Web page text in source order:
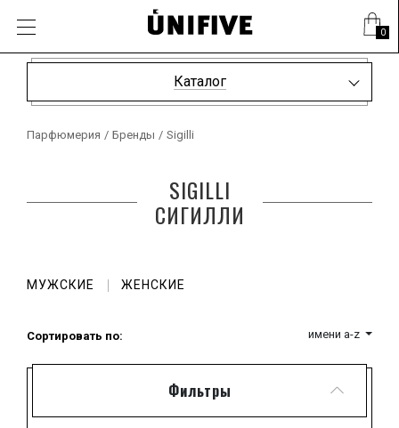
0
Каталог
Парфюмерия / Бренды / Sigilli
SIGILLI
СИГИЛЛИ
МУЖСКИЕ ЖЕНСКИЕ
Фильтры
Сортировать по: имени a-z